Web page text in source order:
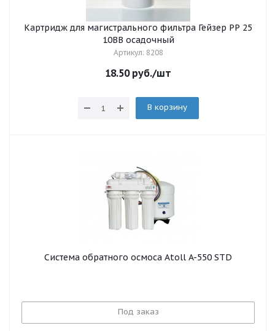
Картридж для магистрального фильтра Гейзер PP 25
10BB осадочный
Артикул: 8208
18.50руб./шт
В корзину
Система обратного осмоса Atoll A-550 STD
Под заказ